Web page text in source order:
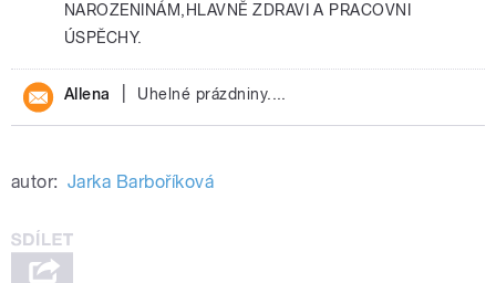
NAROZENINÁM,HLAVNĚ ZDRAVI A PRACOVNI
ÚSPĚCHY.
Allena Uhelné prázdniny....
autor: Jarka Barboříková